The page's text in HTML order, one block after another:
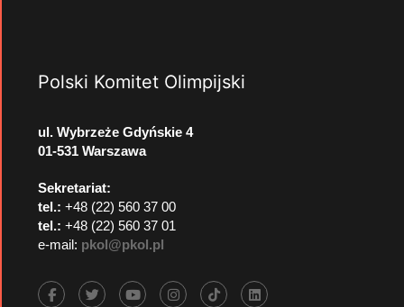
Polski Komitet Olimpijski
ul. Wybrzeże Gdyńskie 4
01-531 Warszawa
Sekretariat:
tel.: +48 (22) 560 37 00
tel.: +48 (22) 560 37 01
e-mail: pkol@pkol.pl